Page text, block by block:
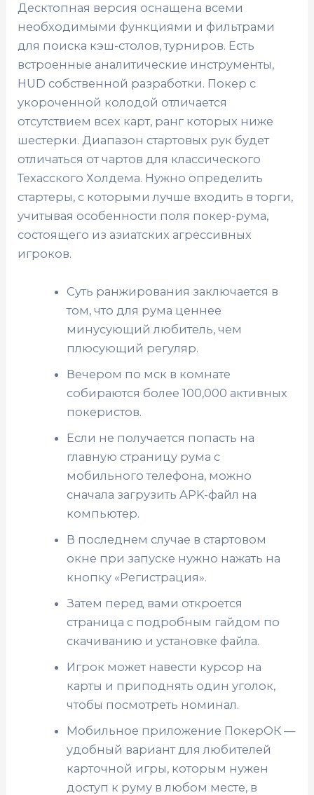
Десктопная версия оснащена всеми
необходимыми функциями и фильтрами
для поиска кэш-столов, турниров. Есть
встроенные аналитические инструменты,
HUD собственной разработки. Покер с
укороченной колодой отличается
отсутствием всех карт, ранг которых ниже
шестерки. Диапазон стартовых рук будет
отличаться от чартов для классического
Техасского Холдема. Нужно определить
стартеры, с которыми лучше входить в торги,
учитывая особенности поля покер-рума,
состоящего из азиатских агрессивных
игроков.
Суть ранжирования заключается в
том, что для рума ценнее
минусующий любитель, чем
плюсующий регуляр.
Вечером по мск в комнате
собираются более 100,000 активных
покеристов.
Если не получается попасть на
главную страницу рума с
мобильного телефона, можно
сначала загрузить APK-файл на
компьютер.
В последнем случае в стартовом
окне при запуске нужно нажать на
кнопку «Регистрация».
Затем перед вами откроется
страница с подробным гайдом по
скачиванию и установке файла.
Игрок может навести курсор на
карты и приподнять один уголок,
чтобы посмотреть номинал.
Мобильное приложение ПокерОК —
удобный вариант для любителей
карточной игры, которым нужен
доступ к руму в любом месте, в